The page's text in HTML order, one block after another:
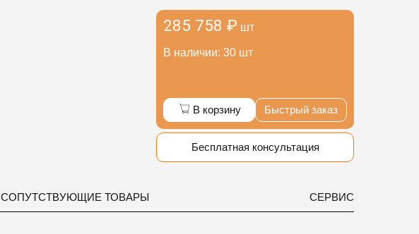
285 758 ₽ шт
В наличии: 30 шт
В корзину Быстрый заказ
Бесплатная консультация
СОПУТСТВУЮЩИЕ ТОВАРЫ СЕРВИС